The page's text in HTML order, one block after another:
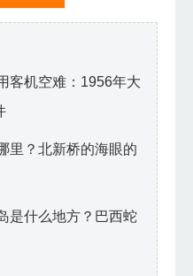
客机空难：1956年大
里？北新桥的海眼的
是什么地方？巴西蛇